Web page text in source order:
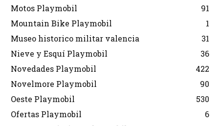
Motos Playmobil
91
Mountain Bike Playmobil
1
Museo historico militar valencia
31
Nieve y Esquí Playmobil
36
Novedades Playmobil
422
Novelmore Playmobil
90
Oeste Playmobil
530
Ofertas Playmobil
6